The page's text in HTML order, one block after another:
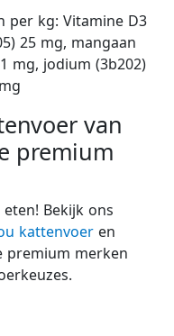
per kg: Vitamine D3
25 mg, mangaan
mg, jodium (3b202)
van
premium
Bekijk ons
kattenvoer en
premium merken